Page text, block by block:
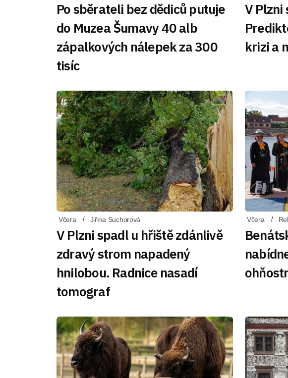
Po sběrateli bez dědiců putuje
do Muzea Šumavy 40 alb
zápalkových nálepek za 300
tisíc
V Plzni
krizi a
Včera Jiřina Suchorová
V Plzni spadl u hřiště zdánlivě
zdravý strom napadený
hnilobou. Radnice nasadí
tomograf
Včera